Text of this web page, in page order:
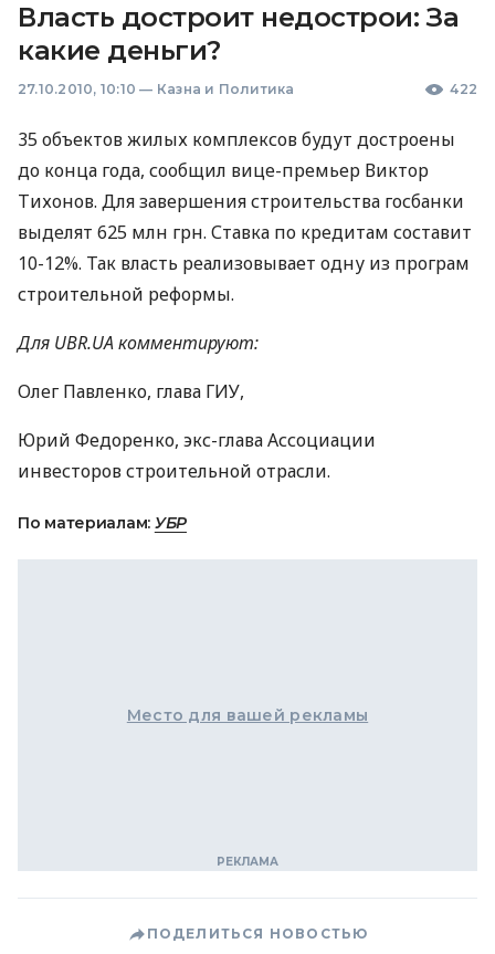
Власть достроит недострои: За
какие деньги?
27.10.2010, 10:10 — Казна и Политика 422
35 объектов жилых комплексов будут достроены
до конца года, сообщил вице-премьер Виктор
Тихонов. Для завершения строительства госбанки
выделят 625 млн грн. Ставка по кредитам составит
10-12%. Так власть реализовывает одну из програм
строительной реформы.
Для UBR.UA комментируют:
Олег Павленко, глава ГИУ,
Юрий Федоренко, экс-глава Ассоциации
инвесторов строительной отрасли.
По материалам: УБР
Место для вашей рекламы
ПОДЕЛИТЬСЯ НОВОСТЬЮ